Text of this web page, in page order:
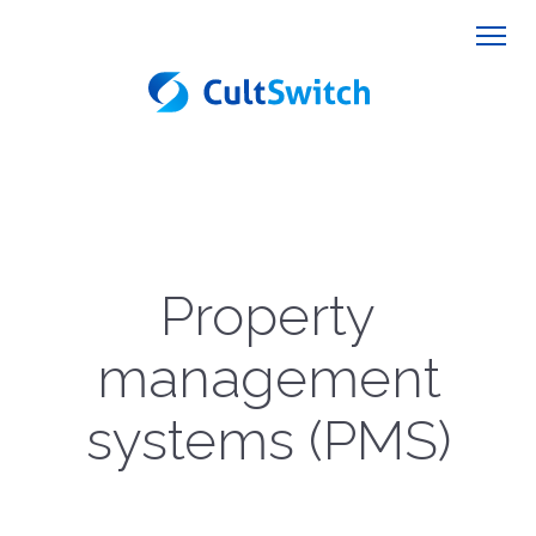
Property
management
systems (PMS)